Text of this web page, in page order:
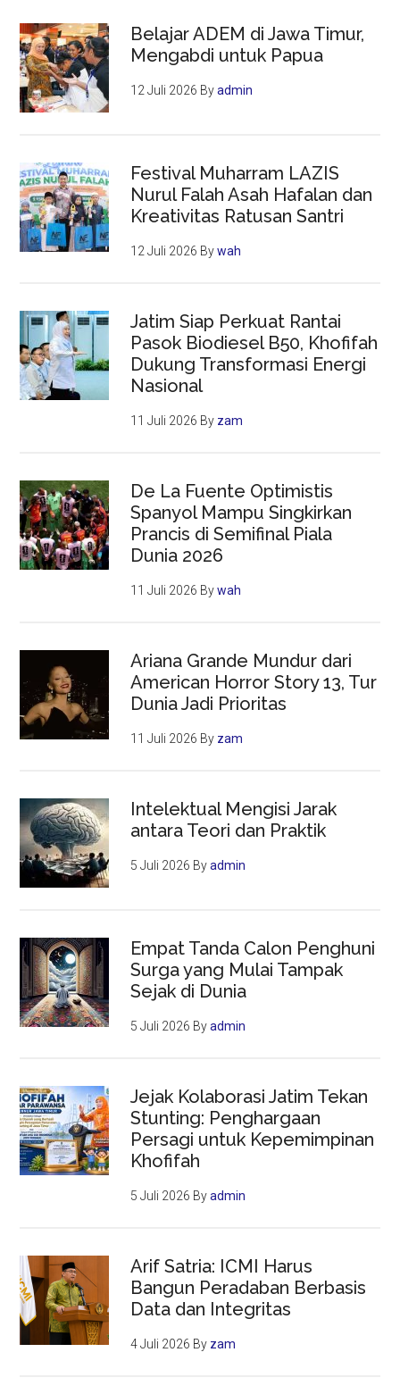
Belajar ADEM di Jawa Timur,
Mengabdi untuk Papua
12 Juli 2026 Byadmin
Festival Muharram LAZIS
Nurul Falah Asah Hafalan dan
Kreativitas Ratusan Santri
12 Juli 2026 Bywah
Jatim Siap Perkuat Rantai
Pasok Biodiesel B50, Khofifah
Dukung Transformasi Energi
Nasional
11 Juli 2026 By zam
De La Fuente Optimistis
Spanyol Mampu Singkirkan
Prancis di Semifinal Piala
Dunia 2026
11 Juli 2026 Bywah
Ariana Grande Mundur dari
American Horror Story 13, Tur
Dunia Jadi Prioritas
11 Juli 2026 By zam
Intelektual Mengisi Jarak
antara Teori dan Praktik
5 Juli 2026 Byadmin
Empat Tanda Calon Penghuni
Surga yang Mulai Tampak
Sejak di Dunia
5 Juli 2026 Byadmin
Jejak Kolaborasi Jatim Tekan
Stunting: Penghargaan
Persagi untuk Kepemimpinan
Khofifah
5 Juli 2026 Byadmin
Arif Satria: ICMI Harus
Bangun Peradaban Berbasis
Data dan Integritas
4 Juli 2026 By zam